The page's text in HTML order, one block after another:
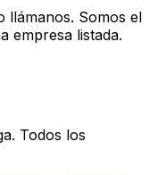
llámanos. Somos el
empresa listada.
Todos los